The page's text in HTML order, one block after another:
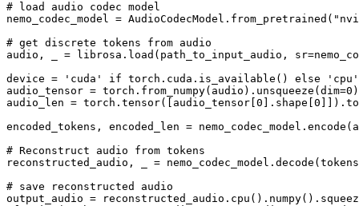
# load audio codec model
nemo_codec_model =
# get discrete tokens from audio
audio, _ = librosa.load(path_to_input_audio,
device = 'cuda' if torch.cuda.is_available() else 'cpu'
audio_tensor =
audio_len =
encoded_tokens, encoded_len =
# Reconstruct audio from tokens
reconstructed_audio, _ =
# save reconstructed audio
output_audio =